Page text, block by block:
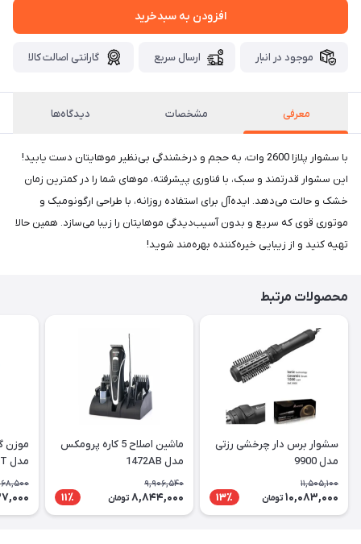
افزودن به سبدخرید
موجود در انبار ارسال سریع گارانتی اصالت کالا
معرفی مشخصات دیدگاه‌ها
با سشوار پلازا 2600 وات، به حجم و درخشندگی بی‌نظیر موهایتان دست یابید!
این سشوار قدرتمند و سبک، با فناوری پیشرفته، موهای شما را در کمترین زمان
خشک و حالت می‌دهد. ایده‌آل برای استفاده روزانه، با طراحی ارگونومیک و
موتوری قوی که سریع و بدون آسیب‌دیدگی موهایتان را زیبا می‌سازد. همین حالا
تهیه کنید و از زیبایی خیره‌کننده بهره‌مند شوید!
محصولات مرتبط
سشوار برس دار چرخشی رزتی
مدل 9900
11,505,100
10,083,000 تومان 13٪
ماشین اصلاح 5 کاره پرومکس
مدل 1472AB
9,906,540
8,844,000 تومان 11٪
موزن
مدل CR-90TT